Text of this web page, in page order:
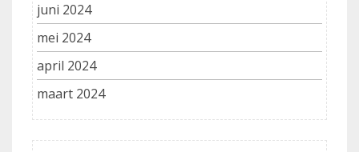
juni 2024
mei 2024
april 2024
maart 2024